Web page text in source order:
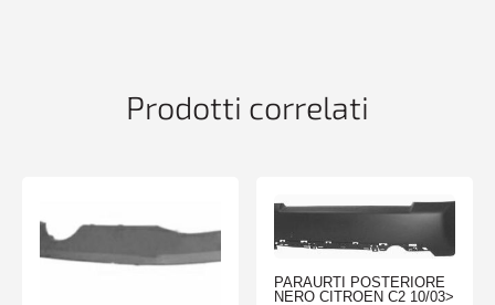
Prodotti correlati
PARAURTI POSTERIORE
NERO CITROEN C2 10/03>